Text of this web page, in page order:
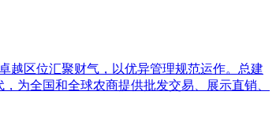
越区位汇聚财气，以优异管理规范运作。总建
为全国和全球农商提供批发交易、展示直销、